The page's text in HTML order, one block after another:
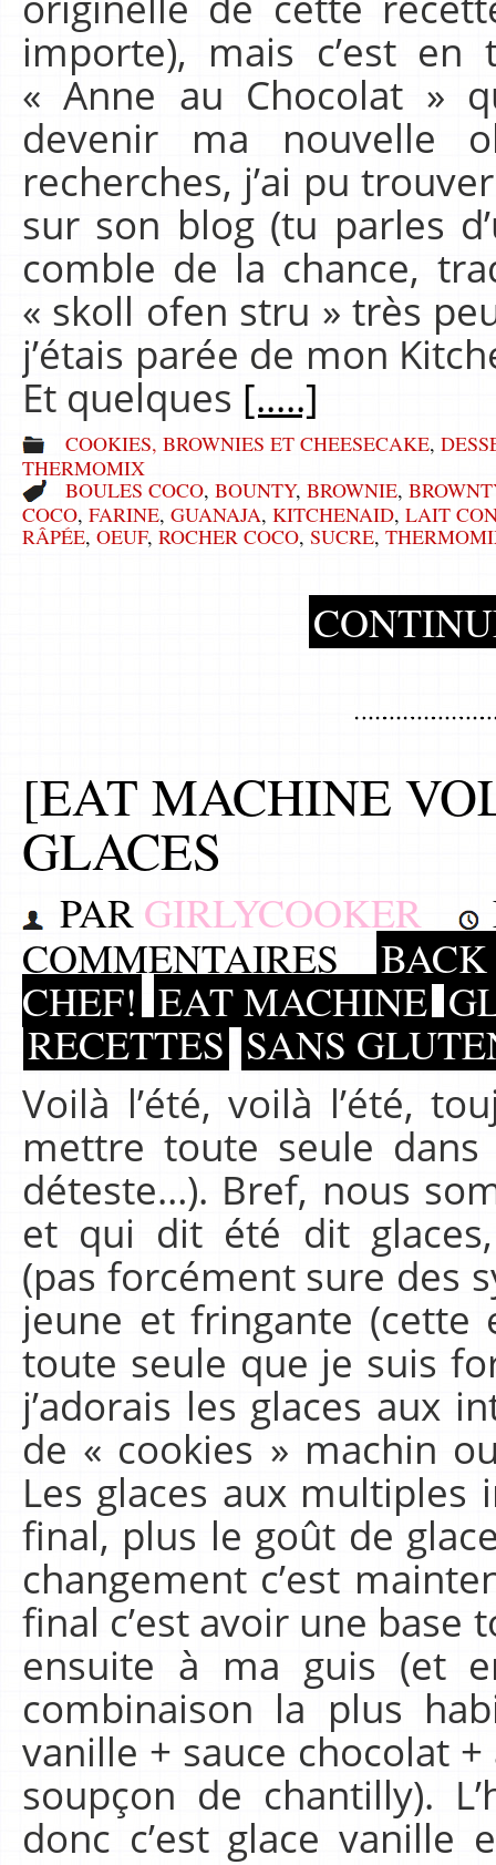
importe), mais c’est
« Anne au Chocolat »
devenir ma nouvelle
recherches, j’ai pu
sur son blog (tu parles
comble de la chance,
« skoll ofen stru » très
j’étais parée de mon
Et quelques [.....]
COOKIES, BROWNIES ET CHEESECAKE,
THERMOMIX
BOULES COCO, BOUNTY, BROWNIE,
COCO, FARINE, GUANAJA, KITCHENAID, LAIT
RÂPÉE, OEUF, ROCHER COCO, SUCRE,
[EAT MACHINE
GLACES
PAR GIRLYCOOKER
COMMENTAIRES
CHEF! EAT MACHINE
RECETTES SANS
Voilà l’été, voilà l’été,
mettre toute seule
déteste…). Bref, nous
et qui dit été dit glaces,
(pas forcément sure des
jeune et fringante (cette
toute seule que je suis
j’adorais les glaces aux
de « cookies » machin
Les glaces aux multiples
final, plus le goût de
changement c’est
final c’est avoir une
ensuite à ma guis (et
combinaison la plus
vanille + sauce chocolat
soupçon de chantilly).
donc c’est glace